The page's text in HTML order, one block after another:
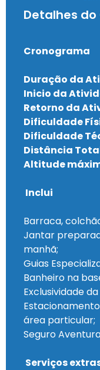
Detalhes
Cronograma
Duração da
Inicio da
Retorno da
Dificuldade
Dificuldade
Distância
Altitude
Inclui
Barraca,
Jantar
manhã;
Guias
Banheiro na
Exclusividade
área particular;
Seguro
Serviços